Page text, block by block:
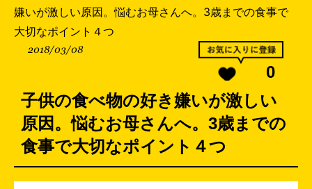
嫌いが激しい原因。悩むお母さんへ。3歳までの食事で
大切なポイント４つ
2018/03/08
0
子供の食べ物の好き嫌いが激しい
原因。悩むお母さんへ。3歳までの
食事で大切なポイント４つ